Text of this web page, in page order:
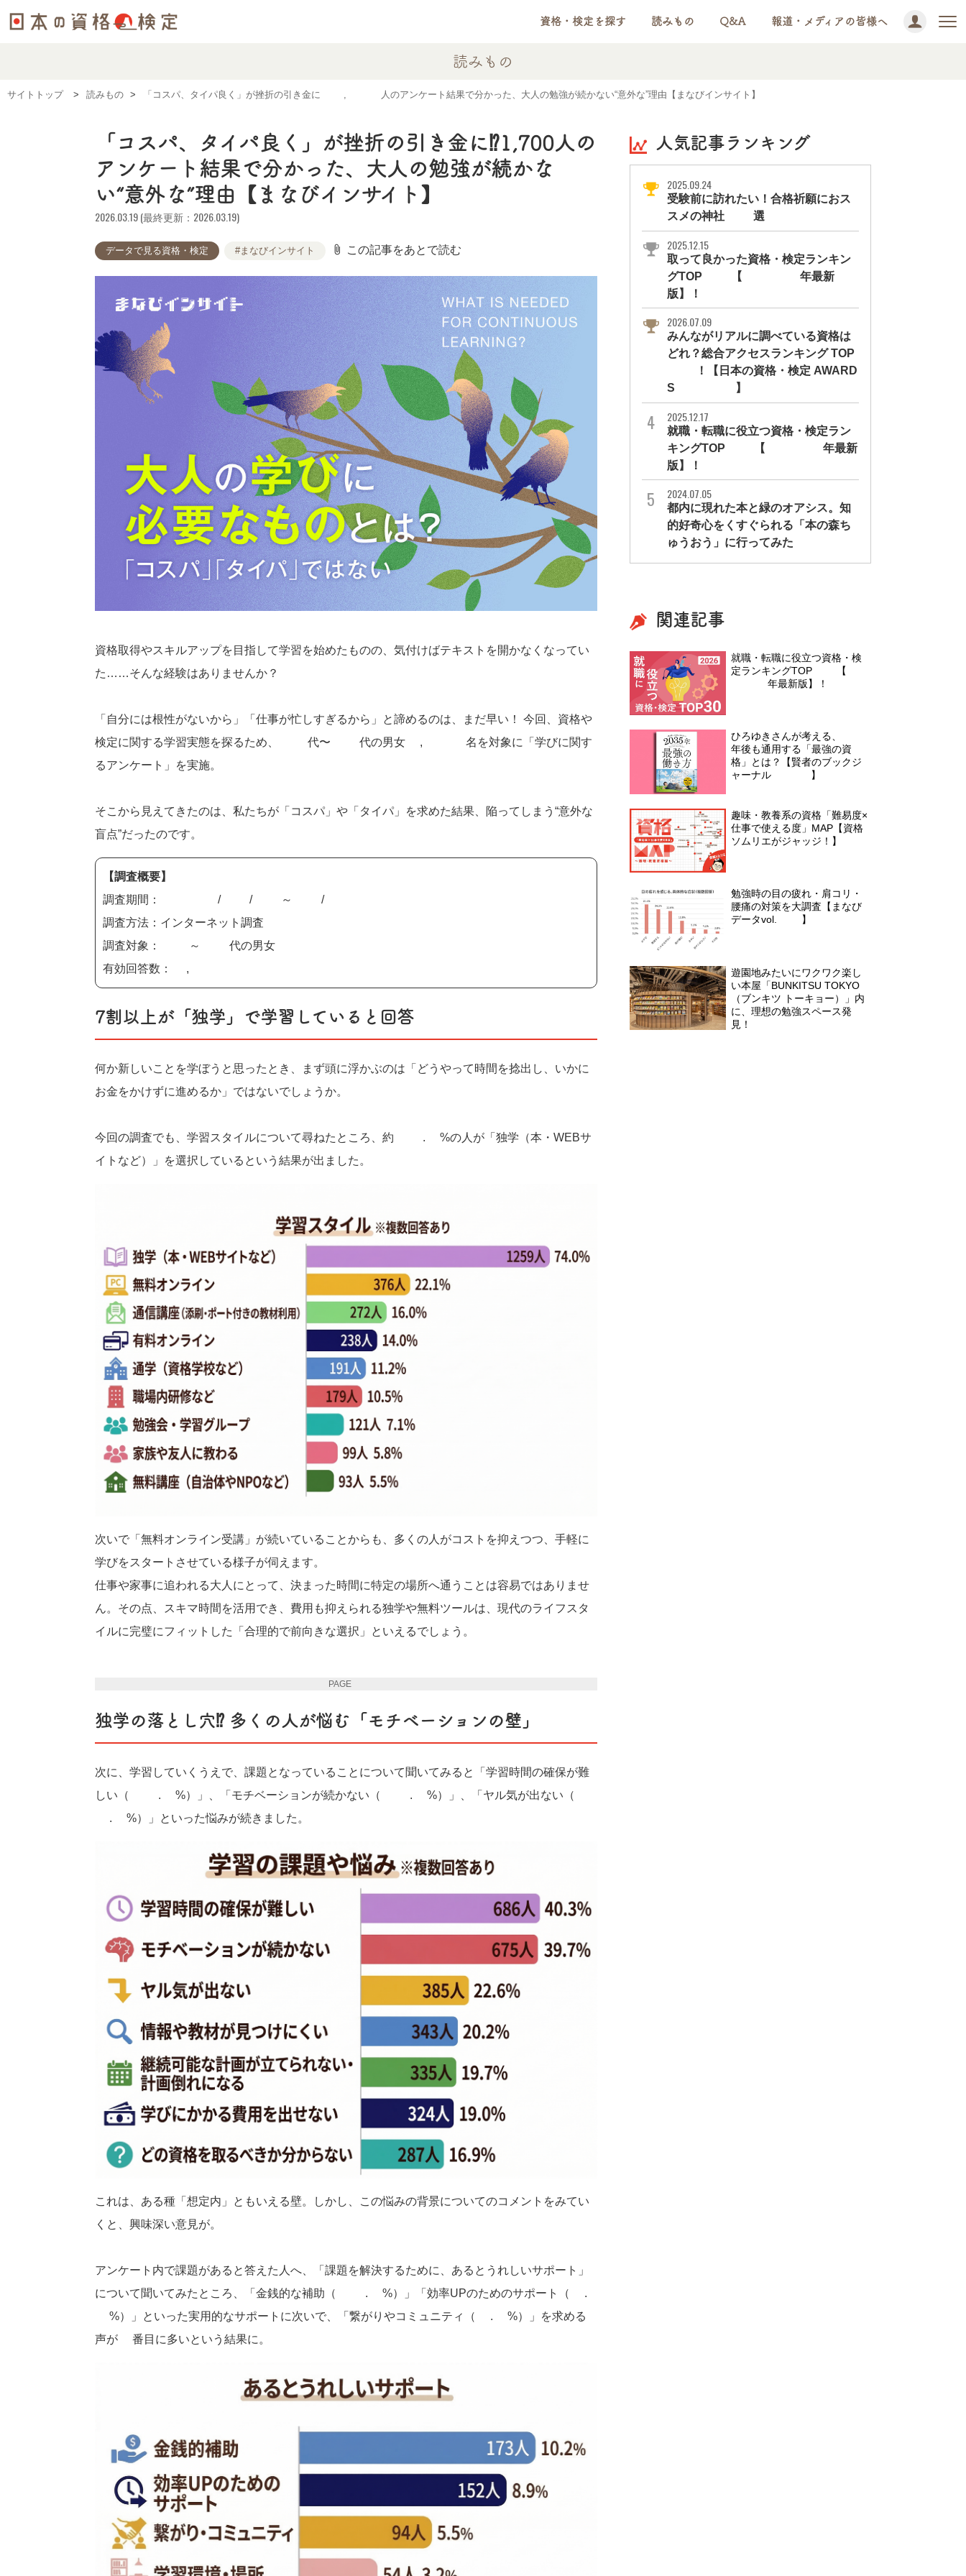
資格・検定を探す 読みもの Q&A 報道・メディアの皆様へ
読みもの
サイトトップ 読みもの 「コスパ、タイパ良く」が挫折の引き金に⁉1,700人のアンケート結果で分かった、大人の勉強が続かない“意外な”理由【まなびインサイト】
「コスパ、タイパ良く」が挫折の引き金に⁉1,700人の
アンケート結果で分かった、大人の勉強が続かな
い“意外な”理由【まなびインサイト】
2026.03.19 (最終更新：2026.03.19)
データで見る資格・検定 #まなびインサイト attach_file この記事をあとで読む
資格取得やスキルアップを目指して学習を始めたものの、気付けばテキストを開かなくなってい
た……そんな経験はありませんか？
「自分には根性がないから」「仕事が忙しすぎるから」と諦めるのは、まだ早い！ 今回、資格や
検定に関する学習実態を探るため、10代〜60代の男女1,701名を対象に「学びに関す
るアンケート」を実施。
そこから見えてきたのは、私たちが「コスパ」や「タイパ」を求めた結果、陥ってしまう“意外な
盲点”だったのです。
【調査概要】
調査期間：2025/09/01～10/15
調査方法：インターネット調査
調査対象：10～60代の男女
有効回答数：1,701
7割以上が「独学」で学習していると回答
何か新しいことを学ぼうと思ったとき、まず頭に浮かぶのは「どうやって時間を捻出し、いかに
お金をかけずに進めるか」ではないでしょうか。
今回の調査でも、学習スタイルについて尋ねたところ、約74.0%の人が「独学（本・WEBサ
イトなど）」を選択しているという結果が出ました。
次いで「無料オンライン受講」が続いていることからも、多くの人がコストを抑えつつ、手軽に
学びをスタートさせている様子が伺えます。
仕事や家事に追われる大人にとって、決まった時間に特定の場所へ通うことは容易ではありませ
ん。その点、スキマ時間を活用でき、費用も抑えられる独学や無料ツールは、現代のライフスタ
イルに完璧にフィットした「合理的で前向きな選択」といえるでしょう。
PAGE 2
独学の落とし穴⁉ 多くの人が悩む「モチベーションの壁」
次に、学習していくうえで、課題となっていることについて聞いてみると「学習時間の確保が難
しい（40.3%）」、「モチベーションが続かない（39.7%）」、「ヤル気が出ない（2
2.6%）」といった悩みが続きました。
これは、ある種「想定内」ともいえる壁。しかし、この悩みの背景についてのコメントをみてい
くと、興味深い意見が。
アンケート内で課題があると答えた人へ、「課題を解決するために、あるとうれしいサポート」
について聞いてみたところ、「金銭的な補助（10.2%）」「効率UPのためのサポート（8.
9%）」といった実用的なサポートに次いで、「繋がりやコミュニティ（5.5%）」を求める
声が3番目に多いという結果に。
人気記事ランキング
2025.09.24
受験前に訪れたい！合格祈願におス
スメの神社11選
2025.12.15
取って良かった資格・検定ランキン
グTOP10【2026年最新
版】！
2026.07.09
みんながリアルに調べている資格は
どれ？総合アクセスランキング TOP
10！【日本の資格・検定 AWARD
S 2026】
2025.12.17
就職・転職に役立つ資格・検定ラン
キングTOP30【2026年最新
版】！
2024.07.05
都内に現れた本と緑のオアシス。知
的好奇心をくすぐられる「本の森ち
ゅうおう」に行ってみた
関連記事
就職・転職に役立つ資格・検
定ランキングTOP30【2
026年最新版】！
ひろゆきさんが考える、10
年後も通用する「最強の資
格」とは？【賢者のブックジ
ャーナル #03】
趣味・教養系の資格「難易度×
仕事で使える度」MAP【資格
ソムリエがジャッジ！】
勉強時の目の疲れ・肩コリ・
腰痛の対策を大調査【まなび
データvol.10】
遊園地みたいにワクワク楽し
い本屋「BUNKITSU TOKYO
（ブンキツ トーキョー）」内
に、理想の勉強スペース発
見！